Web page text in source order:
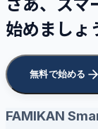
さあ、スマ
始めましょ
無料で始める
FAMIKAN